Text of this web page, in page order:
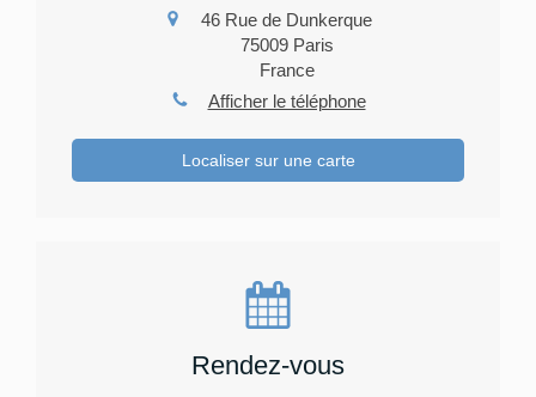
46 Rue de Dunkerque
75009 Paris
France
Afficher le téléphone
Localiser sur une carte
Rendez-vous